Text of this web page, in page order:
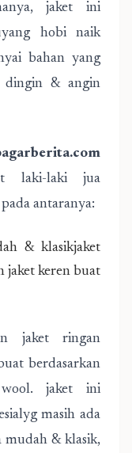
jaket ini
hobi naik
bahan yang
dingin & angin
laki-laki jua
antaranya:
& klasikjaket
jaket keren buat
jaket ringan
berdasarkan
jaket ini
masih ada
mudah & klasik,